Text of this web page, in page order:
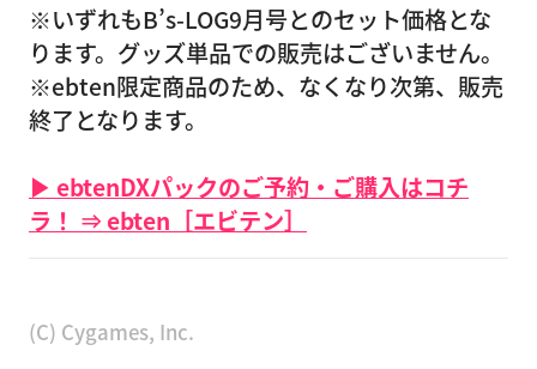
※いずれもB’s-LOG9月号とのセット価格とな
ります。グッズ単品での販売はございません。
※ebten限定商品のため、なくなり次第、販売
終了となります。
▶ ebtenDXパックのご予約・ご購入はコチ
ラ！ ⇒ ebten［エビテン］
(C) Cygames, Inc.